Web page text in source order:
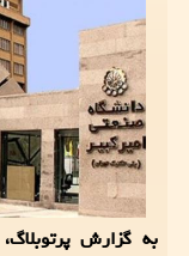
به گزارش